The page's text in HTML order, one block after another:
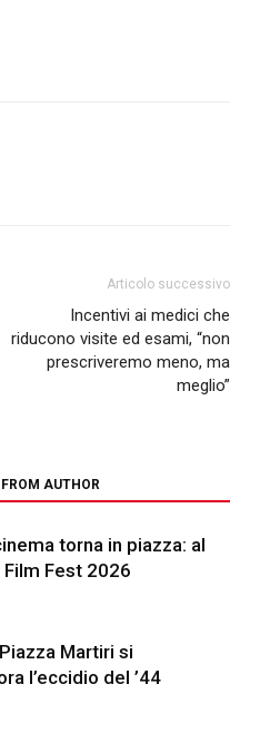
Articolo successivo
Incentivi ai medici che
riducono visite ed esami, “non
prescriveremo meno, ma
meglio”
FROM AUTHOR
torna in piazza: al
Film Fest 2026
Martiri si
l’eccidio del ’44